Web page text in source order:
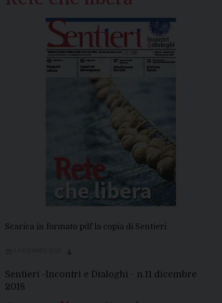
Scarica in formato pdf la copia di Sentieri
Sentieri -Incontri e Dialoghi - n.11 dicembre
2018